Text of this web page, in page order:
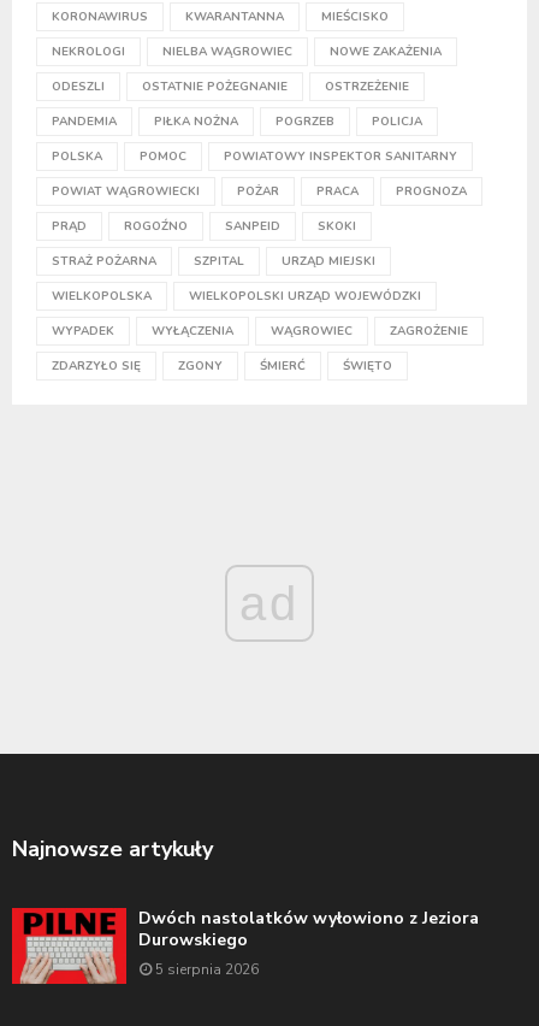
KORONAWIRUS KWARANTANNA MIEŚCISKO
NEKROLOGI NIELBA WĄGROWIEC NOWE ZAKAŻENIA
ODESZLI OSTATNIE POŻEGNANIE OSTRZEŻENIE
PANDEMIA PIŁKA NOŻNA POGRZEB POLICJA
POLSKA POMOC POWIATOWY INSPEKTOR SANITARNY
POWIAT WĄGROWIECKI POŻAR PRACA PROGNOZA
PRĄD ROGOŹNO SANPEID SKOKI
STRAŻ POŻARNA SZPITAL URZĄD MIEJSKI
WIELKOPOLSKA WIELKOPOLSKI URZĄD WOJEWÓDZKI
WYPADEK WYŁĄCZENIA WĄGROWIEC ZAGROŻENIE
ZDARZYŁO SIĘ ZGONY ŚMIERĆ ŚWIĘTO
ad
Najnowsze artykuły
Dwóch nastolatków wyłowiono z Jeziora
Durowskiego
5 sierpnia 2026